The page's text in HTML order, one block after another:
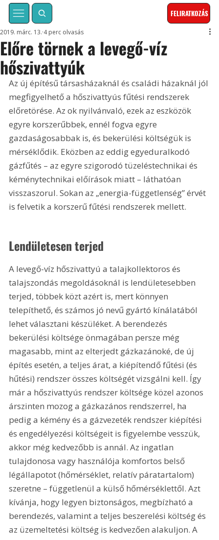
FELIRATKOZÁS
Előre törnek a levegő-víz
hőszivattyúk
2019. márc. 13. 4 perc olvasás
Az új építésű társasházaknál és családi házaknál jól
megfigyelhető a hőszivattyús fűtési rendszerek
előretörése. Az ok nyilvánvaló, ezek az eszközök
egyre korszerűbbek, ennél fogva egyre
gazdaságosabbak is, és bekerülési költségük is
mérséklődik. Eközben az eddig egyeduralkodó
gázfűtés – az egyre szigorodó tüzeléstechnikai és
kéménytechnikai előírások miatt – láthatóan
visszaszorul. Sokan az „energia-függetlenség” érvét
is felvetik a korszerű fűtési rendszerek mellett.
Lendületesen terjed
A levegő-víz hőszivattyú a talajkollektoros és
talajszondás megoldásoknál is lendületesebben
terjed, többek közt azért is, mert könnyen
telepíthető, és számos jó nevű gyártó kínálatából
lehet választani készüléket. A berendezés
bekerülési költsége önmagában persze még
magasabb, mint az elterjedt gázkazánoké, de új
építés esetén, a teljes árat, a kiépítendő fűtési (és
hűtési) rendszer összes költségét vizsgálni kell. Így
már a hőszivattyús rendszer költsége közel azonos
árszinten mozog a gázkazános rendszerrel, ha
pedig a kémény és a gázvezeték rendszer kiépítési
és engedélyezési költségeit is figyelembe vesszük,
akkor még kedvezőbb is annál. Az ingatlan
tulajdonosa vagy használója komfortos belső
légállapotot (hőmérséklet, relatív páratartalom)
szeretne – függetlenül a külső hőmérséklettől. Azt
kívánja, hogy legyen biztonságos, megbízható a
berendezés, valamint a teljes beszerelési költség és
az üzemeltetési költség is kedvezően alakuljon. A